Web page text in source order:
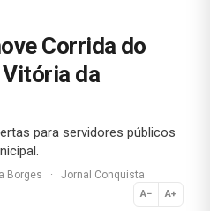
Corrida do
da
para servidores públicos
Borges · Jornal Conquista
A− A+
Normal